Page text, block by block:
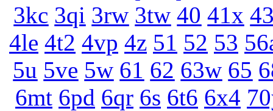
3kc 3qi 3rw 3tw 40 41x
4le 4t2 4vp 4z 51 52 53
5u 5ve 5w 61 62 63w 65
6mt 6pd 6qr 6s 6t6 6x4